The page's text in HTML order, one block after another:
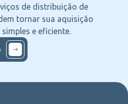
de distribuição de
tornar sua aquisição
e eficiente.